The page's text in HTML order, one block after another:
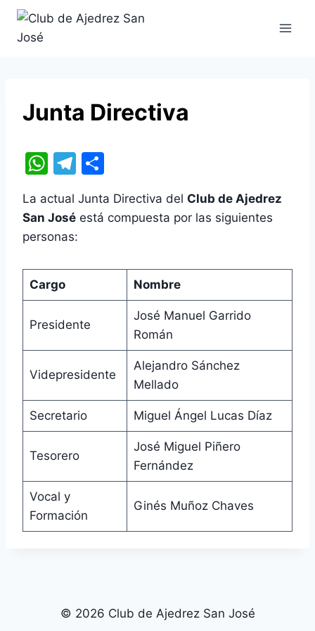
Saltar
contenido
Junta Directiva
W
at
s
p
p
T
e
gr
m
m
p
tir
La actual Junta Directiva del Club de Ajedrez
San José está compuesta por las siguientes
personas:
Cargo Nombre
Presidente
José Manuel Garrido
Román
Videpresidente
Alejandro Sánchez
Mellado
Secretario Miguel Ángel Lucas Díaz
Tesorero
José Miguel Piñero
Fernández
Vocal y
Formación
Ginés Muñoz Chaves
© 2026 Club de Ajedrez San José